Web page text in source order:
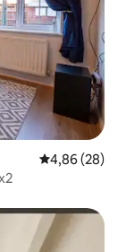
Xếp hạng
4,86 (28)